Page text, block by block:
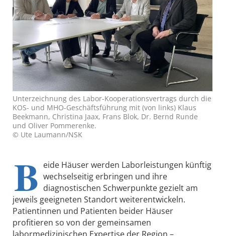
Unterzeichnung des Labor-Kooperationsvertrags durch die
KOS- und MHO-Geschäftsführung mit (von links) Klaus
Beekmann, Christina Jaax, Frans Blok, Dr. Bernd Runde
und Oliver Pommerenke.
© Ute Laumann/NSK
B eide Häuser werden Laborleistungen künftig
wechselseitig erbringen und ihre
diagnostischen Schwerpunkte gezielt am
jeweils geeigneten Standort weiterentwickeln.
Patientinnen und Patienten beider Häuser
profitieren so von der gemeinsamen